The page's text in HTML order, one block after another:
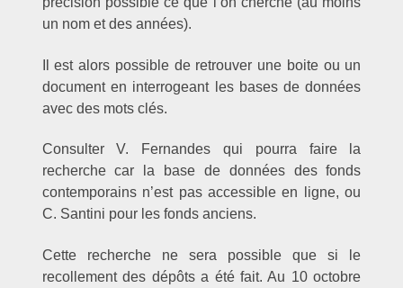
un nom et des années).
Il est alors possible de retrouver une boite ou un
document en interrogeant les bases de données
avec des mots clés.
Consulter V. Fernandes qui pourra faire la
recherche car la base de données des fonds
contemporains n’est pas accessible en ligne, ou
C. Santini pour les fonds anciens.
Cette recherche ne sera possible que si le
recollement des dépôts a été fait. Au 10 octobre